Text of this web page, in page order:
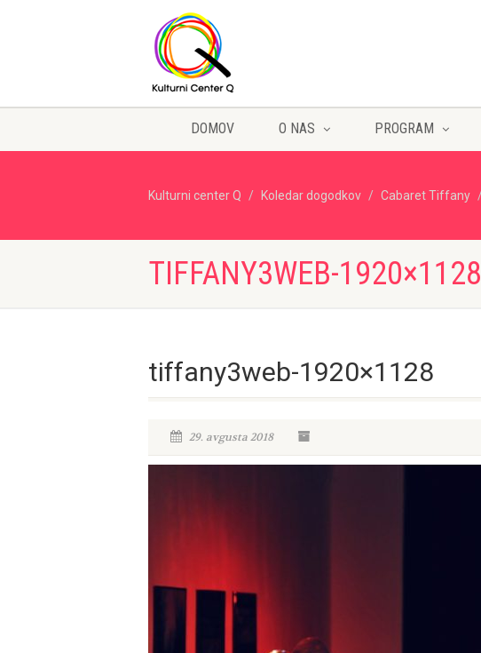
DOMOV O NAS PROGRAM
Kulturni center Q Koledar dogodkov Cabaret Tiffany
TIFFANY3WEB-1920×1128
tiffany3web-1920×1128
29. avgusta 2018